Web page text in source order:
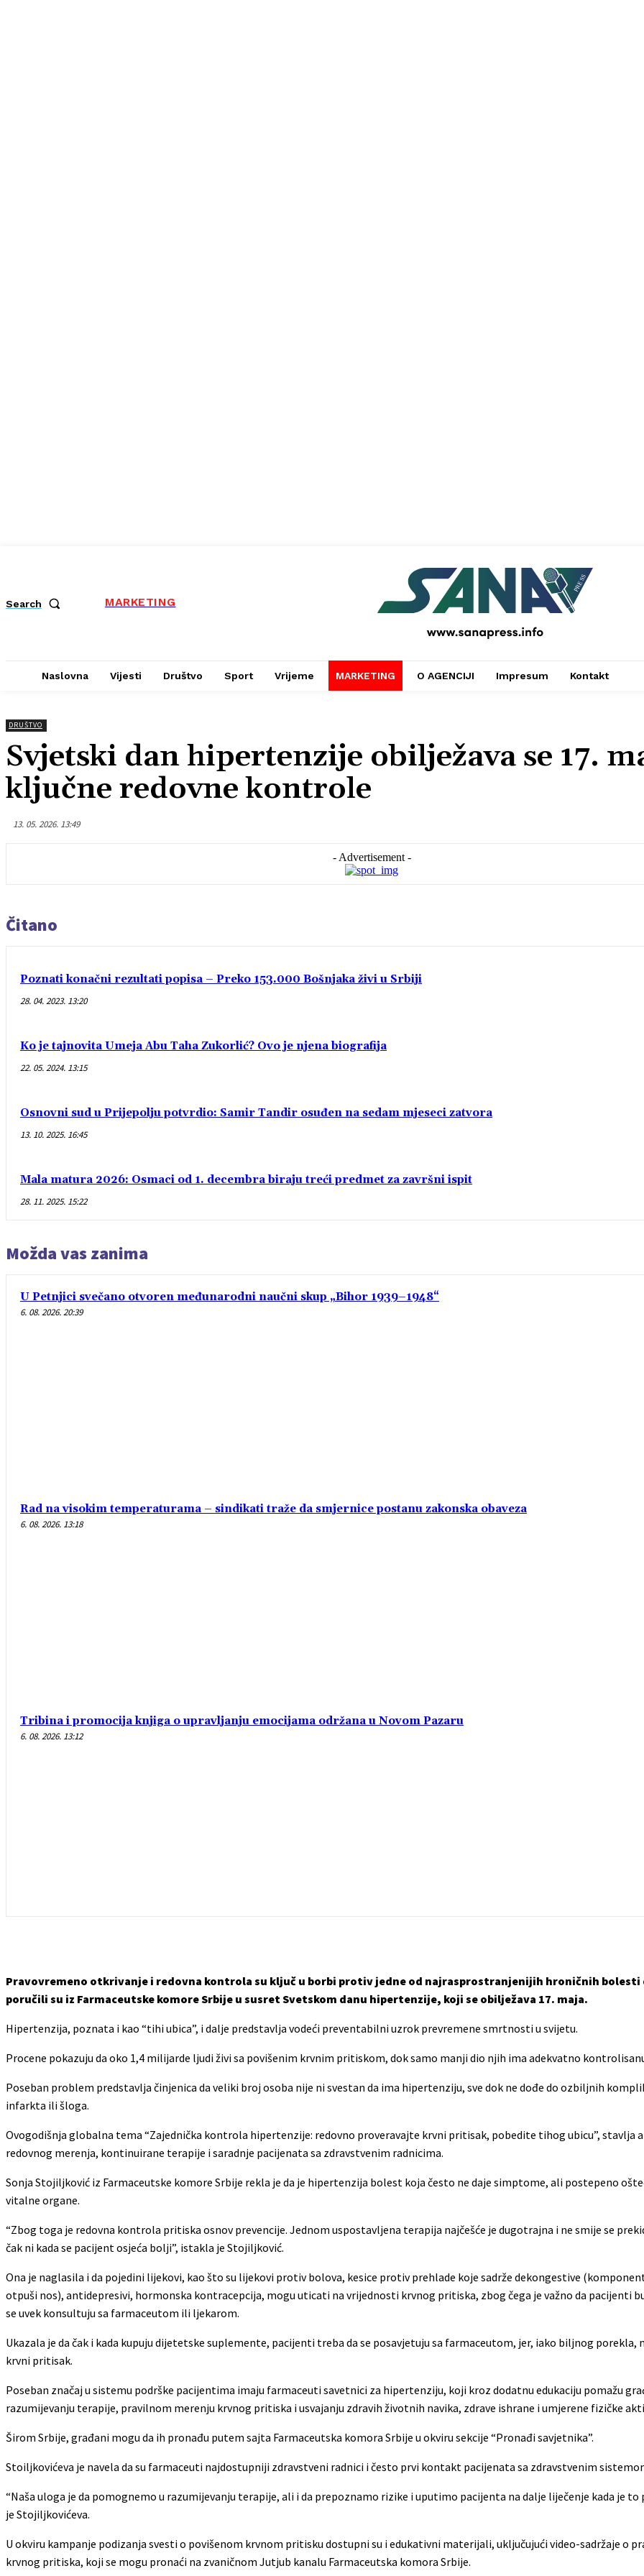
Search MARKETING
PRESS
Naslovna Vijesti Društvo Sport Vrijeme MARKETING O AGENCIJI Impresum Kontakt
DRUŠTVO
Svjetski dan hipertenzije obilježava se 17.
ključne redovne kontrole
13. 05. 2026. 13:49
- Advertisement -
Čitano
Poznati konačni rezultati popisa – Preko 153.000 Bošnjaka živi u Srbiji
28. 04. 2023. 13:20
Ko je tajnovita Umeja Abu Taha Zukorlić? Ovo je njena biografija
22. 05. 2024. 13:15
Osnovni sud u Prijepolju potvrdio: Samir Tandir osuđen na sedam mjeseci zatvora
13. 10. 2025. 16:45
Mala matura 2026: Osmaci od 1. decembra biraju treći predmet za završni ispit
28. 11. 2025. 15:22
Možda vas zanima
U Petnjici svečano otvoren međunarodni naučni skup „Bihor 1939–1948“
6. 08. 2026. 20:39
Rad na visokim temperaturama – sindikati traže da smjernice postanu zakonska obaveza
6. 08. 2026. 13:18
Tribina i promocija knjiga o upravljanju emocijama održana u Novom Pazaru
6. 08. 2026. 13:12
Pravovremeno otkrivanje i redovna kontrola su ključ u borbi protiv jedne od najrasprostranjenijih hroničnih bolesti
poručili su iz Farmaceutske komore Srbije u susret Svetskom danu hipertenzije, koji se obilježava 17. maja.
Hipertenzija, poznata i kao “tihi ubica”, i dalje predstavlja vodeći preventabilni uzrok prevremene smrtnosti u svijetu.
Procene pokazuju da oko 1,4 milijarde ljudi živi sa povišenim krvnim pritiskom, dok samo manji dio njih ima adekvatno
Poseban problem predstavlja činjenica da veliki broj osoba nije ni svestan da ima hipertenziju, sve dok ne dođe do ozbiljnih
infarkta ili šloga.
Ovogodišnja globalna tema “Zajednička kontrola hipertenzije: redovno proveravajte krvni pritisak, pobedite tihog ubicu”, stavlja
redovnog merenja, kontinuirane terapije i saradnje pacijenata sa zdravstvenim radnicima.
Sonja Stojiljković iz Farmaceutske komore Srbije rekla je da je hipertenzija bolest koja često ne daje simptome, ali postepeno
vitalne organe.
“Zbog toga je redovna kontrola pritiska osnov prevencije. Jednom uspostavljena terapija najčešće je dugotrajna i ne smije se
čak ni kada se pacijent osjeća bolji”, istakla je Stojiljković.
Ona je naglasila i da pojedini lijekovi, kao što su lijekovi protiv bolova, kesice protiv prehlade koje sadrže dekongestive
otpuši nos), antidepresivi, hormonska kontracepcija, mogu uticati na vrijednosti krvnog pritiska, zbog čega je važno da pacijenti
se uvek konsultuju sa farmaceutom ili ljekarom.
Ukazala je da čak i kada kupuju dijetetske suplemente, pacijenti treba da se posavjetuju sa farmaceutom, jer, iako biljnog porekla,
krvni pritisak.
Poseban značaj u sistemu podrške pacijentima imaju farmaceuti savetnici za hipertenziju, koji kroz dodatnu edukaciju pomažu
razumijevanju terapije, pravilnom merenju krvnog pritiska i usvajanju zdravih životnih navika, zdrave ishrane i umjerene fizičke
Širom Srbije, građani mogu da ih pronađu putem sajta Farmaceutska komora Srbije u okviru sekcije “Pronađi savjetnika”.
Stoiljkovićeva je navela da su farmaceuti najdostupniji zdravstveni radnici i često prvi kontakt pacijenata sa zdravstvenim
“Naša uloga je da pomognemo u razumijevanju terapije, ali i da prepoznamo rizike i uputimo pacijenta na dalje liječenje kada je to
je Stojiljkovićeva.
U okviru kampanje podizanja svesti o povišenom krvnom pritisku dostupni su i edukativni materijali, uključujući video-sadržaje o
krvnog pritiska, koji se mogu pronaći na zvaničnom Jutjub kanalu Farmaceutska komora Srbije.